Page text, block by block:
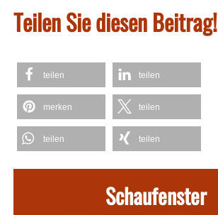
Teilen Sie diesen Beitrag!
teilen teilen
merken teilen
teilen teilen
Schaufenster